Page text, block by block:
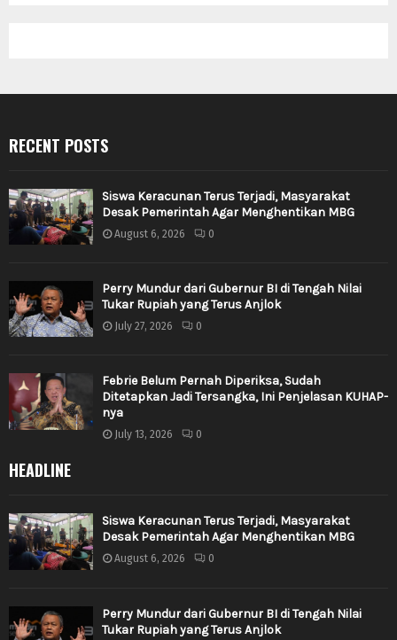
RECENT POSTS
Siswa Keracunan Terus Terjadi, Masyarakat
Desak Pemerintah Agar Menghentikan MBG
August 6, 2026 0
Perry Mundur dari Gubernur BI di Tengah Nilai
Tukar Rupiah yang Terus Anjlok
July 27, 2026 0
Febrie Belum Pernah Diperiksa, Sudah
Ditetapkan Jadi Tersangka, Ini Penjelasan KUHAP-
nya
July 13, 2026 0
HEADLINE
Siswa Keracunan Terus Terjadi, Masyarakat
Desak Pemerintah Agar Menghentikan MBG
August 6, 2026 0
Perry Mundur dari Gubernur BI di Tengah Nilai
Tukar Rupiah yang Terus Anjlok